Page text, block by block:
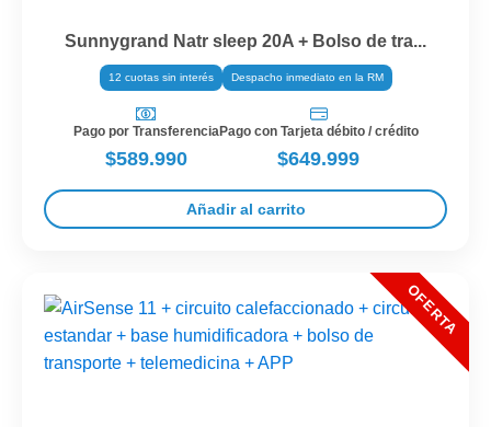
Sunnygrand Natr sleep 20A + Bolso de tra...
12 cuotas sin interés Despacho inmediato en la RM
Pago por Transferencia
$589.990
Pago con Tarjeta débito / crédito
$649.999
Añadir al carrito